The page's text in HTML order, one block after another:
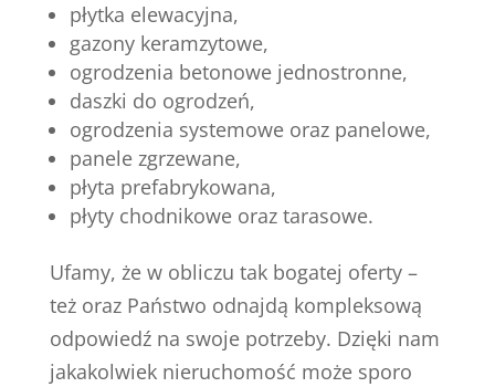
płytka elewacyjna,
gazony keramzytowe,
ogrodzenia betonowe jednostronne,
daszki do ogrodzeń,
ogrodzenia systemowe oraz panelowe,
panele zgrzewane,
płyta prefabrykowana,
płyty chodnikowe oraz tarasowe.
Ufamy, że w obliczu tak bogatej oferty –
też oraz Państwo odnajdą kompleksową
odpowiedź na swoje potrzeby. Dzięki nam
jakakolwiek nieruchomość może sporo